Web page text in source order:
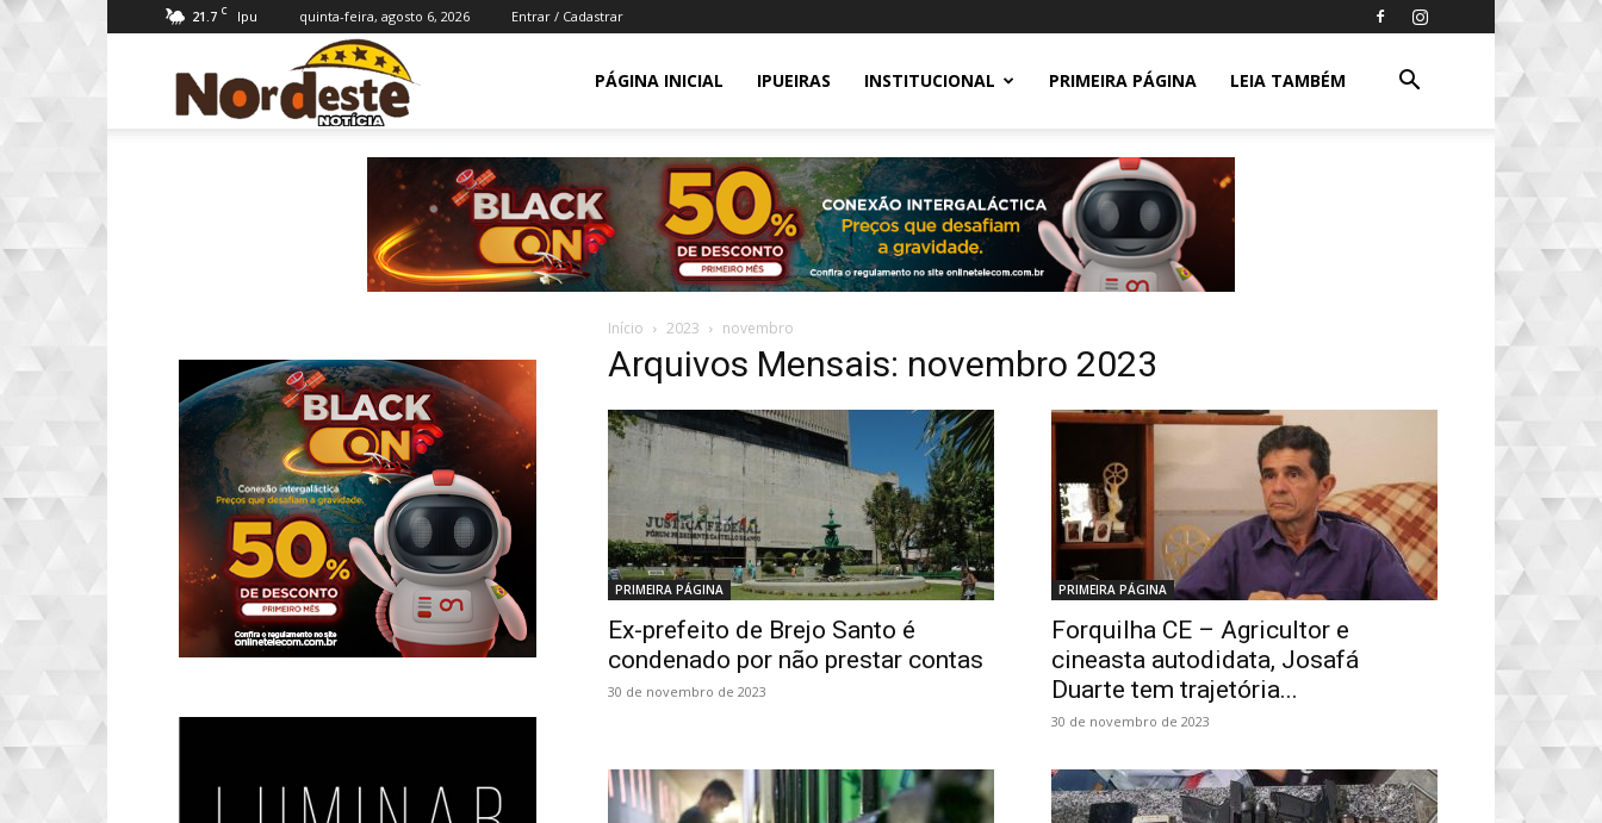
21.7 C Ipu quinta-feira, agosto 6, 2026 Entrar / Cadastrar
Notícia
PÁGINA INICIAL IPUEIRAS INSTITUCIONAL PRIMEIRA PÁGINA LEIA TAMBÉM
Início 2023 novembro
Arquivos Mensais: novembro 2023
PRIMEIRA PÁGINA
Ex-prefeito de Brejo Santo é
condenado por não prestar contas
30 de novembro de 2023
PRIMEIRA PÁGINA
Forquilha CE – Agricultor e
cineasta autodidata, Josafá
Duarte tem trajetória...
30 de novembro de 2023